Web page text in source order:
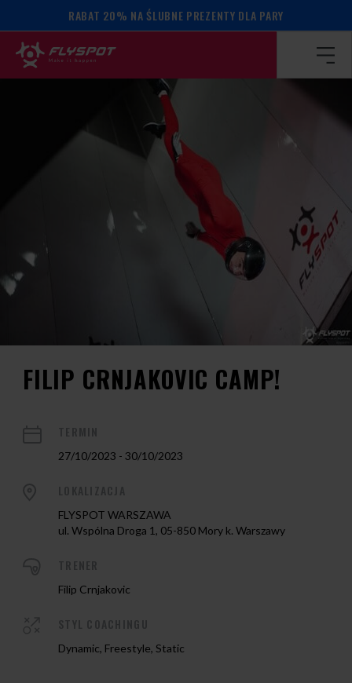
RABAT 20% NA ŚLUBNE PREZENTY DLA PARY
Strona główna / Kalendarz wydarzeń / Filip Crnjakovic camp!
FILIP CRNJAKOVIC CAMP!
27/10/2023 - 30/10/2023
FLYSPOT WARSZAWA
ul. Wspólna Droga 1, 05-850 Mory k. Warszawy
Filip Crnjakovic
Dynamic, Freestyle, Static